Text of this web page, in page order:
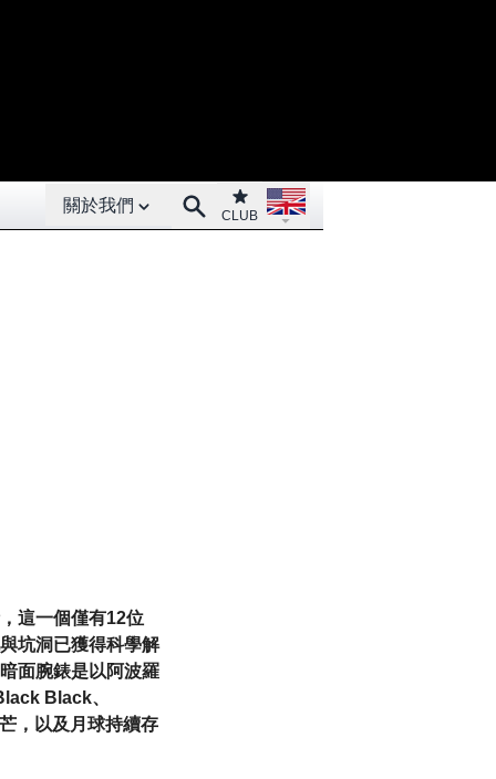
Open About menu
關於我們 SearchClub
CLUB
Open language menu
這一個僅有12位
坑洞已獲得科學解
面腕錶是以阿波羅
Black、
，以及月球持續存